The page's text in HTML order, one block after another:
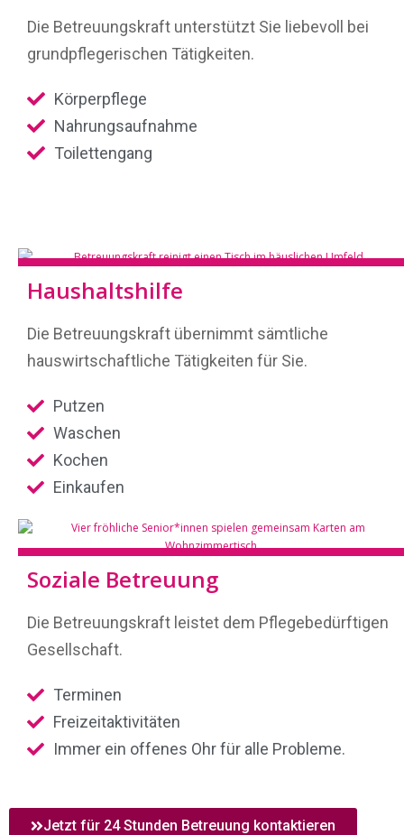
Die Betreuungskraft unterstützt Sie liebevoll bei
grundpflegerischen Tätigkeiten.
Körperpflege
Nahrungsaufnahme
Toilettengang
Haushaltshilfe
Die Betreuungskraft übernimmt sämtliche
hauswirtschaftliche Tätigkeiten für Sie.
Putzen
Waschen
Kochen
Einkaufen
Soziale Betreuung
Die Betreuungskraft leistet dem Pflegebedürftigen
Gesellschaft.
Terminen
Freizeitaktivitäten
Immer ein offenes Ohr für alle Probleme.
Jetzt für 24 Stunden Betreuung kontaktieren